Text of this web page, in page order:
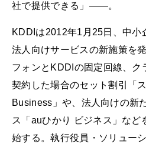
社で提供できる」――。
KDDIは2012年1月25日、中小
法人向けサービスの新施策を
フォンとKDDIの固定回線、ク
契約した場合のセット割引「
Business」や、法人向けの新
ス「auひかり ビジネス」など
始する。執行役員・ソリュー